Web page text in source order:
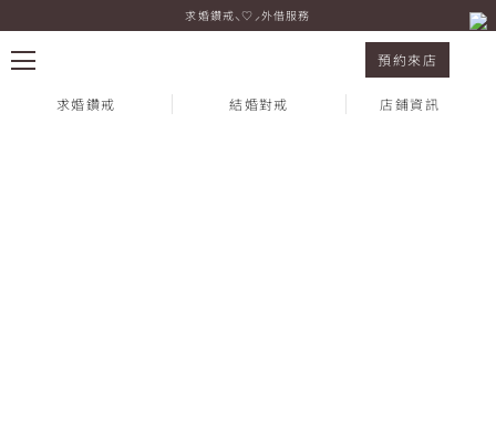
9.5 週年慶預購活動實施中！
求婚鑽戒⸜♡⸝外借服務
預約來店
求婚鑽戒 結婚對戒 店鋪資訊